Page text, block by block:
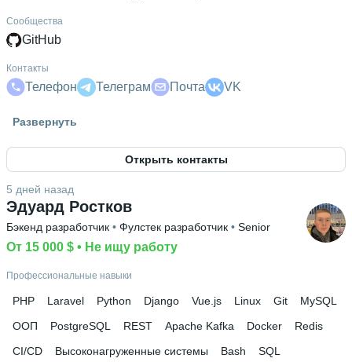
Сообщества
GitHub
Контакты
Телефон Телеграм Почта VK
Гражданство
Высшее образование
РАНХиГС • Институт экономики, математики и
информационных технологий
Ещё 1 в профиле
Дополнительное образование
Развернуть
Открыть контакты
Эдуард Ростков
5 дней назад
Бэкенд разработчик • Фулстек разработчик • Senior
От 15 000 $ • Не ищу работу
Профессиональные навыки
PHP Laravel Python Django Vue.js Linux Git
MySQL
ООП
PostgreSQL REST Apache Kafka Docker
Redis
CI/CD
Высоконагруженные системы Bash SQL